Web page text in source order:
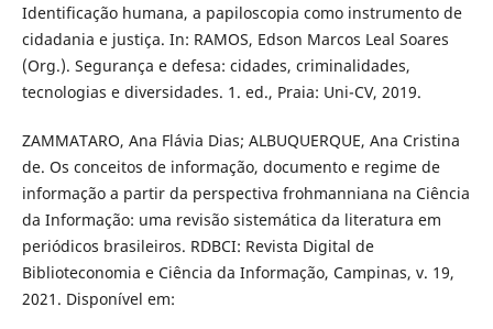
Identificação humana, a papiloscopia como instrumento de
cidadania e justiça. In: RAMOS, Edson Marcos Leal Soares
(Org.). Segurança e defesa: cidades, criminalidades,
tecnologias e diversidades. 1. ed., Praia: Uni-CV, 2019.
ZAMMATARO, Ana Flávia Dias; ALBUQUERQUE, Ana Cristina
de. Os conceitos de informação, documento e regime de
informação a partir da perspectiva frohmanniana na Ciência
da Informação: uma revisão sistemática da literatura em
periódicos brasileiros. RDBCI: Revista Digital de
Biblioteconomia e Ciência da Informação, Campinas, v. 19,
2021. Disponível em: